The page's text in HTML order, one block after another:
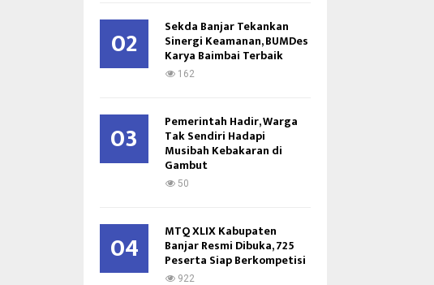
02 Sekda Banjar Tekankan
Sinergi Keamanan, BUMDes
Karya Baimbai Terbaik
162
03 Pemerintah Hadir, Warga
Tak Sendiri Hadapi
Musibah Kebakaran di
Gambut
50
04 MTQ XLIX Kabupaten
Banjar Resmi Dibuka, 725
Peserta Siap Berkompetisi
922